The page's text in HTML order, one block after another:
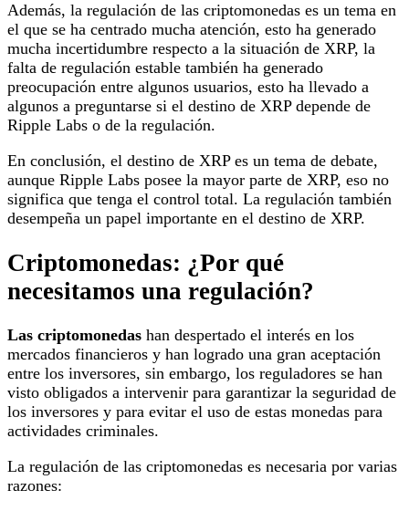
Además, la regulación de las criptomonedas es un tema en
el que se ha centrado mucha atención, esto ha generado
mucha incertidumbre respecto a la situación de XRP, la
falta de regulación estable también ha generado
preocupación entre algunos usuarios, esto ha llevado a
algunos a preguntarse si el destino de XRP depende de
Ripple Labs o de la regulación.
En conclusión, el destino de XRP es un tema de debate,
aunque Ripple Labs posee la mayor parte de XRP, eso no
significa que tenga el control total. La regulación también
desempeña un papel importante en el destino de XRP.
Criptomonedas: ¿Por qué
necesitamos una regulación?
Las criptomonedas han despertado el interés en los
mercados financieros y han logrado una gran aceptación
entre los inversores, sin embargo, los reguladores se han
visto obligados a intervenir para garantizar la seguridad de
los inversores y para evitar el uso de estas monedas para
actividades criminales.
La regulación de las criptomonedas es necesaria por varias
razones: